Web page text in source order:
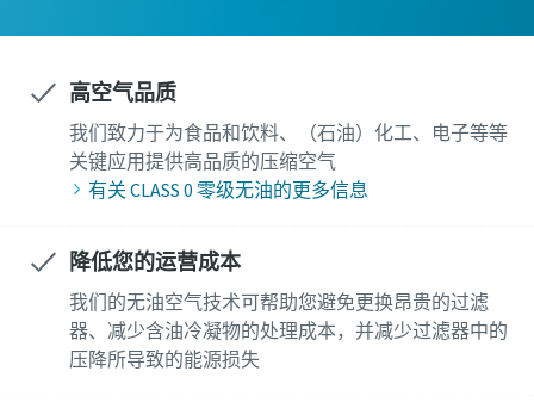
高空气品质
我们致力于为食品和饮料、（石油）化工、电子等等
关键应用提供高品质的压缩空气
有关 CLASS 0 零级无油的更多信息
降低您的运营成本
我们的无油空气技术可帮助您避免更换昂贵的过滤
器、减少含油冷凝物的处理成本，并减少过滤器中的
压降所导致的能源损失